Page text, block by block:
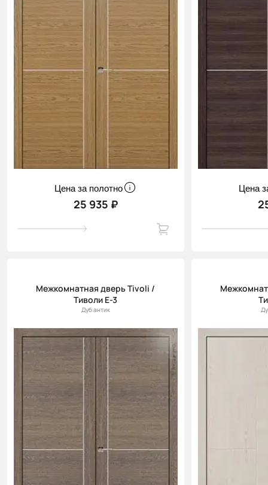
Цена за полотно
25 935 ₽
Цена
Межкомнатная дверь Tivoli /
Тиволи Е-3
Дуб антик